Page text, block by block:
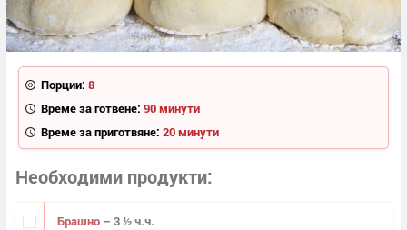
Порции: 8
Време за готвене: 90 минути
Време за приготвяне: 20 минути
Необходими продукти
Брашно – 3 ½ ч.ч.